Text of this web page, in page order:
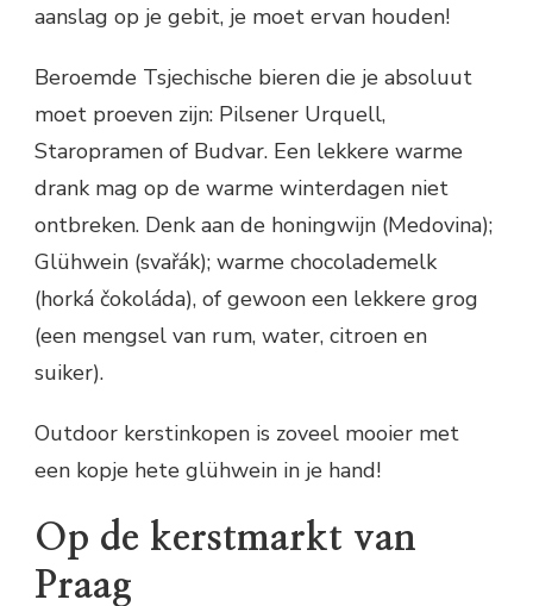
aanslag op je gebit, je moet ervan houden!
Beroemde Tsjechische bieren die je absoluut
moet proeven zijn: Pilsener Urquell,
Staropramen of Budvar. Een lekkere warme
drank mag op de warme winterdagen niet
ontbreken. Denk aan de honingwijn (Medovina);
Glühwein (svařák); warme chocolademelk
(horká čokoláda), of gewoon een lekkere grog
(een mengsel van rum, water, citroen en
suiker).
Outdoor kerstinkopen is zoveel mooier met
een kopje hete glühwein in je hand!
Op de kerstmarkt van
Praag